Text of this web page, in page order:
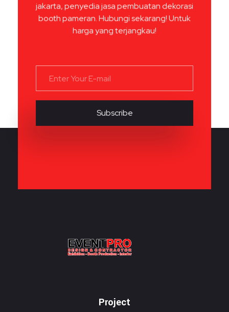
jakarta, penyedia jasa pembuatan dekorasi
booth pameran. Hubungi sekarang! Untuk
harga yang terjangkau!
Project